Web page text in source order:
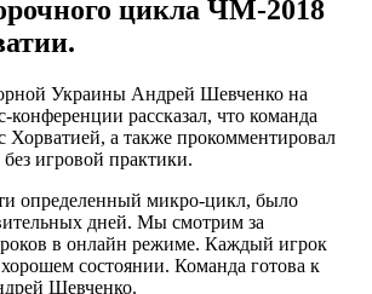
цикла ЧМ-2018
Украины Андрей Шевченко на
конференции рассказал, что команда
Хорватией, а также прокомментировал
игровой практики.
определенный микро-цикл, было
дней. Мы смотрим за
в онлайн режиме. Каждый игрок
хорошем состоянии. Команда готова к
Шевченко.